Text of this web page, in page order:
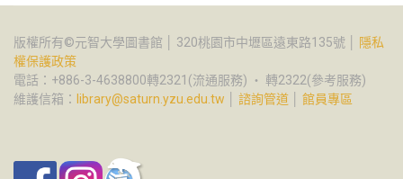
版權所有©元智大學圖書館 │ 320桃園市中壢區遠東路135號 │
隱私
權保護政策
電話：+886-3-4638800轉2321(流通服務) ‧ 轉2322(參考服務)
維護信箱： library@saturn.yzu.edu.tw 諮詢管道 館員專區